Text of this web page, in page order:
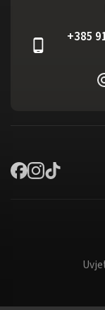
+385